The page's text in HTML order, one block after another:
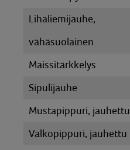
Lihaliemijauhe,
vähäsuolainen
Maissitärkkelys
Sipulijauhe
Mustapippuri, jauhettu
Valkopippuri, jauhettu